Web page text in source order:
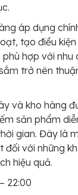
áp dụng
tạo điều
hợp với nhu
trở nên
và kho hàng
sản phẩm
gian. Đây là
đối với những
hiệu quả.
22:00